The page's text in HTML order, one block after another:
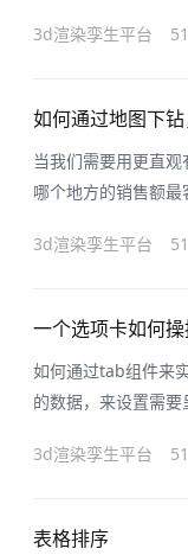
计经验，参考了上
3d渲染孪生平台
如何通过地图下
当我们需要用更直
哪个地方的销售额
教你，如何通过地
3d渲染孪生平台
一个选项卡如何
如何通过tab组件来
的数据，来设置需
去。如果想将Tab变
3d渲染孪生平台
表格排序